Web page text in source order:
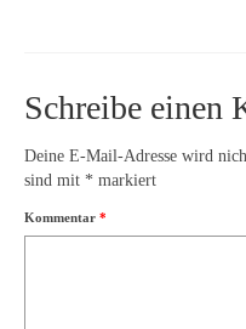
Schreibe einen
Deine E-Mail-Adresse wird
sind mit * markiert
Kommentar *